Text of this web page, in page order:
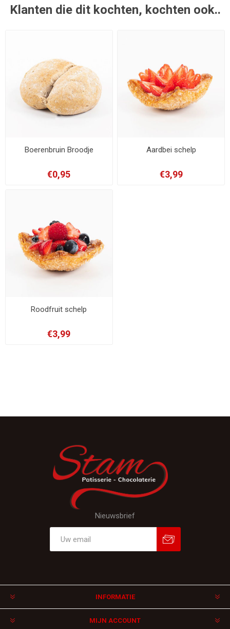
Klanten die dit kochten, kochten ook..
Boerenbruin Broodje
€0,95
Aardbei schelp
€3,99
Roodfruit schelp
€3,99
Nieuwsbrief
INFORMATIE
MIJN ACCOUNT